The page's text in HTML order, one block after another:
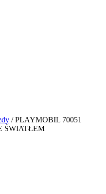
/ PLAYMOBIL 70051
ŚWIATŁEM